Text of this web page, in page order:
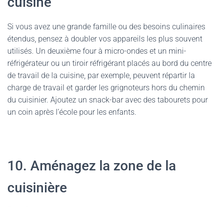
Si vous avez une grande famille ou des besoins culinaires
étendus, pensez à doubler vos appareils les plus souvent
utilisés. Un deuxième four à micro-ondes et un mini-
réfrigérateur ou un tiroir réfrigérant placés au bord du centre
de travail de la cuisine, par exemple, peuvent répartir la
charge de travail et garder les grignoteurs hors du chemin
du cuisinier. Ajoutez un snack-bar avec des tabourets pour
un coin après l’école pour les enfants.
10. Aménagez la zone de la
cuisinière